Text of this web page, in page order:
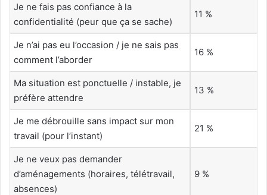
Je ne fais pas confiance à la
confidentialité (peur que ça se sache)
11 %
Je n’ai pas eu l’occasion / je ne sais pas
comment l’aborder
16 %
Ma situation est ponctuelle / instable, je
préfère attendre
13 %
Je me débrouille sans impact sur mon
travail (pour l’instant)
21 %
Je ne veux pas demander
d’aménagements (horaires, télétravail,
absences)
9 %